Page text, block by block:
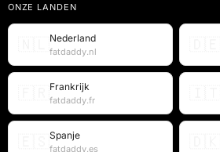
ONZE LANDEN
Nederland
fatdaddy.nl
Frankrijk
fatdaddy.fr
Spanje
fatdaddy.es